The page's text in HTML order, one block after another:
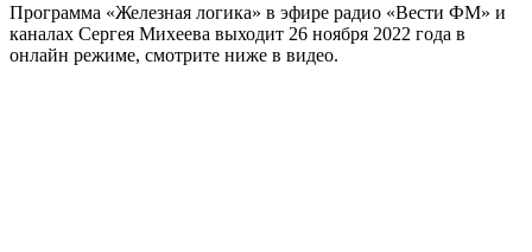
Программа «Железная логика» в эфире радио «Вести ФМ» и
каналах Сергея Михеева выходит 26 ноября 2022 года в
онлайн режиме, смотрите ниже в видео.